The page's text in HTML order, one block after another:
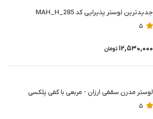
جدیدترین لوستر پذیرایی کد MAH_H_285
5
12,530,000 تومان
لوستر مدرن سقفی ارزان - مربعی با کفی پلکسی
5